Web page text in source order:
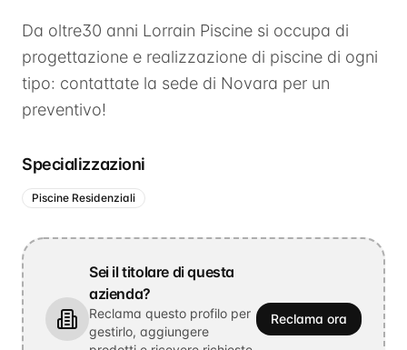
Da oltre30 anni Lorrain Piscine si occupa di
progettazione e realizzazione di piscine di ogni
tipo: contattate la sede di Novara per un
preventivo!
Specializzazioni
Piscine Residenziali
Sei il titolare di questa
azienda?
Reclama questo profilo per
gestirlo, aggiungere
Reclama ora